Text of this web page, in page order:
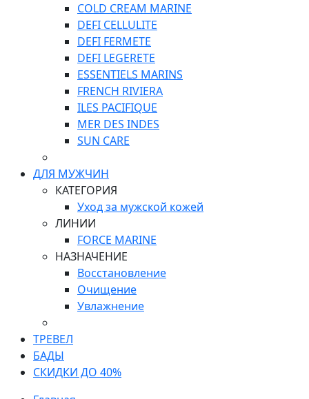
COLD CREAM MARINE
DEFI CELLULITE
DEFI FERMETE
DEFI LEGERETE
ESSENTIELS MARINS
FRENCH RIVIERA
ILES PACIFIQUE
MER DES INDES
SUN CARE
ДЛЯ МУЖЧИН
КАТЕГОРИЯ
Уход за мужской кожей
ЛИНИИ
FORCE MARINE
НАЗНАЧЕНИЕ
Восстановление
Очищение
Увлажнение
ТРЕВЕЛ
БАДЫ
СКИДКИ ДО 40%